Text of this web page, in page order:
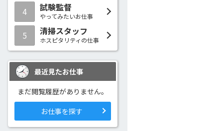
4 試験監督
やってみたいお仕事
5 清掃スタッフ
ホスピタリティの仕事
最近見たお仕事
まだ閲覧履歴がありません。
お仕事を探す